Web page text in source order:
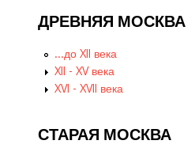
ДРЕВНЯЯ МОСКВА
...до XII века
XII - XV века
XVI - XVII века
СТАРАЯ МОСКВА